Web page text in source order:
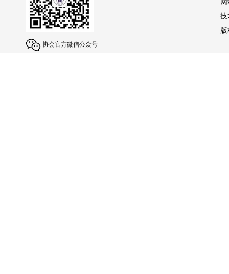
协会官方微信公众号
技